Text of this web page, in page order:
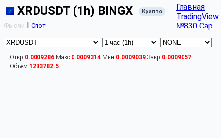
XRDUSDT (1h) BINGX Крипто
Фьючи | Спот
Главная
TradingView
№830 Cap
Откр:0.0009286 Макс:0.0009314 Мин:0.0009039 Закр:0.0009057
Объём:1283782.5